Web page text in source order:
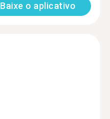
Baixe o aplicativo